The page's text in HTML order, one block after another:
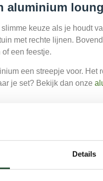
Details
aluminium
keuze als je houdt
met rechte lijnen.
een feestje.
een streepje voor.
je set? Bekijk dan onze
komt.